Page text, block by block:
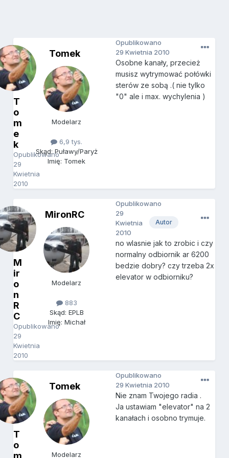
T
o
m
e
k
Opublikowano
29
Kwietnia
2010
Tomek
Modelarz
6,9 tys.
Skąd: Puławy/Paryż
Imię: Tomek
Opublikowano
29 Kwietnia 2010
Osobne kanały, przecież
musisz wytrymować połówki
sterów ze sobą .( nie tylko
"0" ale i max. wychylenia )
M
ir
o
n
R
C
Opublikowano
29
Kwietnia
2010
MironRC
Modelarz
883
Skąd: EPLB
Imię: Michał
Autor
Opublikowano
29
Kwietnia
2010
no wlasnie jak to zrobic i czy
normalny odbiornik ar 6200
bedzie dobry? czy trzeba 2x
elevator w odbiorniku?
T
o
m
Tomek
Modelarz
Opublikowano
29 Kwietnia 2010
Nie znam Twojego radia .
Ja ustawiam "elevator" na 2
kanałach i osobno trymuje.